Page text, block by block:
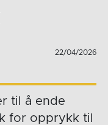
22/04/2026
til å ende
for opprykk til